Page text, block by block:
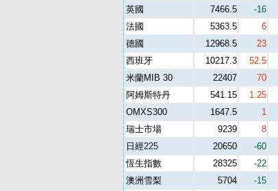
英國
7466.5 -16
法國
5363.5 6
德國
12968.5 23
西班牙
10217.3 52.5
米蘭MIB 30
22407 70
阿姆斯特丹
541.15 1.25
OMXS300
1647.5 1
瑞士市場
9239 8
日經225
20650 -60
恆生指數
28325 -22
澳洲雪梨
5704 -15